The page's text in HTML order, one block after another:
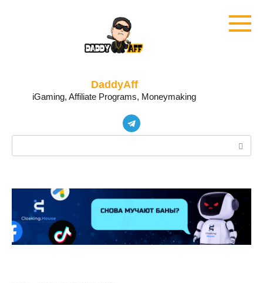
DaddyAff
iGaming, Affiliate Programs, Moneymaking